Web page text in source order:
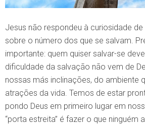
Jesus não respondeu à curiosidade
sobre o número dos que se salvam.
importante: quem quiser salvar-se
dificuldade da salvação não vem de
nossas más inclinações, do ambiente
atrações da vida. Temos de estar
pondo Deus em primeiro lugar em
“porta estreita” é fazer o que ninguém